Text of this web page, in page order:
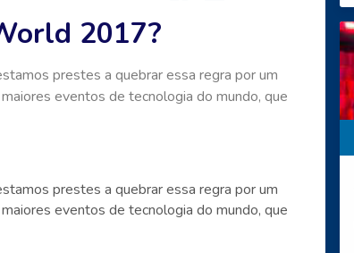
2017?
prestes a quebrar essa regra por um
eventos de tecnologia do mundo, que
prestes a quebrar essa regra por um
eventos de tecnologia do mundo, que